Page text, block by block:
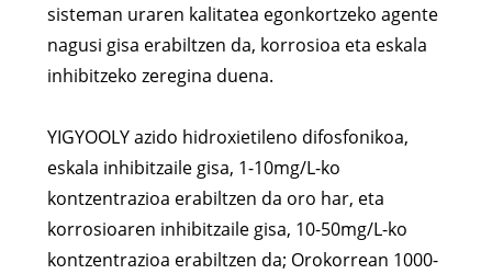
sisteman uraren kalitatea egonkortzeko agente
nagusi gisa erabiltzen da, korrosioa eta eskala
inhibitzeko zeregina duena.
YIGYOOLY azido hidroxietileno difosfonikoa,
eskala inhibitzaile gisa, 1-10mg/L-ko
kontzentrazioa erabiltzen da oro har, eta
korrosioaren inhibitzaile gisa, 10-50mg/L-ko
kontzentrazioa erabiltzen da; Orokorrean 1000-